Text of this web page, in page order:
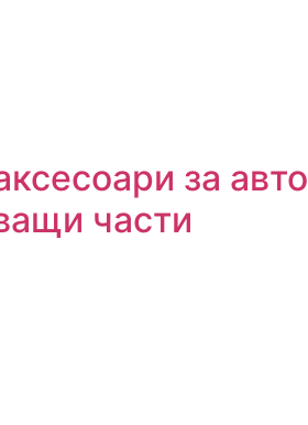
за
части